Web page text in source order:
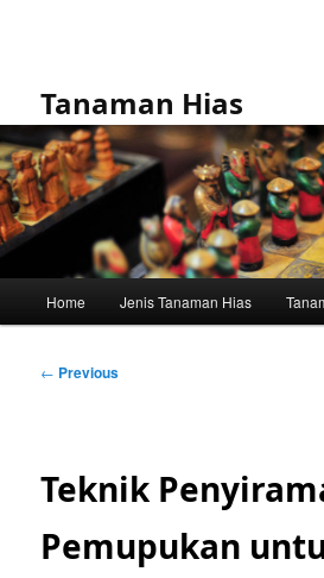
Tanaman Hias
Home Jenis Tanaman Hias
Post
← Previous
Teknik
Pemupukan